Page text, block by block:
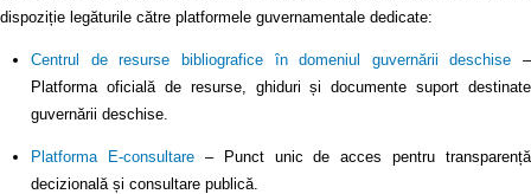
dispoziție legăturile către platformele guvernamentale dedicate:
Centrul de resurse bibliografice în domeniul guvernării deschise –
Platforma oficială de resurse, ghiduri și documente suport destinate
guvernării deschise.
Platforma E-consultare– Punct unic de acces pentru transparență
decizională și consultare publică.